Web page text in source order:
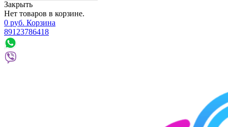
Закрыть
Нет товаров в корзине.
0 руб. Корзина
89123786418